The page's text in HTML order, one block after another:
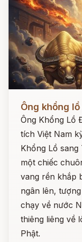
Đọc ngay
Ông khổng
Ông Khổng Lồ
tích Việt Nam
Khổng Lồ
một chiếc
vang rền khắp
ngân lên,
chạy về nước
thiêng liêng về
Phật.